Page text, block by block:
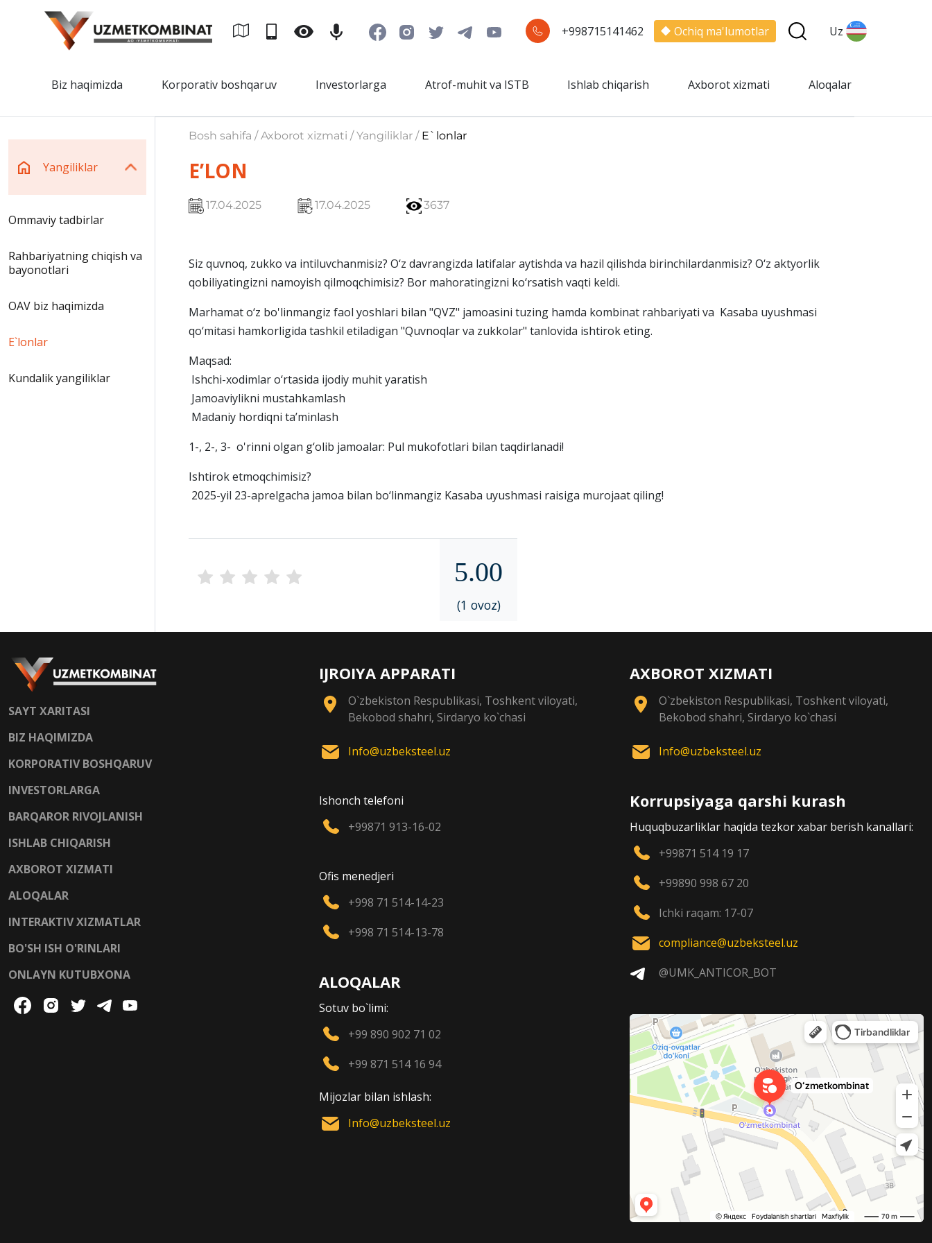
+998715141462 Ochiq ma'lumotlar Uz
Biz haqimizda Korporativ boshqaruv Investorlarga Atrof-muhit va ISTB Ishlab chiqarish Axborot xizmati Aloqalar
Yangiliklar
Ommaviy tadbirlar
Rahbariyatning chiqish va
bayonotlari
OAV biz haqimizda
E`lonlar
Kundalik yangiliklar
Bosh sahifa / Axborot xizmati / Yangiliklar / E`lonlar
E’LON
17.04.2025 17.04.2025 3637
Siz quvnoq, zukko va intiluvchanmisiz? O‘z davrangizda latifalar aytishda va hazil qilishda birinchilardanmisiz? O‘z aktyorlik
qobiliyatingizni namoyish qilmoqchimisiz? Bor mahoratingizni ko‘rsatish vaqti keldi.
Marhamat o‘z bo'linmangiz faol yoshlari bilan "QVZ" jamoasini tuzing hamda kombinat rahbariyati va Kasaba uyushmasi
qo‘mitasi hamkorligida tashkil etiladigan "Quvnoqlar va zukkolar" tanlovida ishtirok eting.
Maqsad:
Ishchi-xodimlar o‘rtasida ijodiy muhit yaratish
Jamoaviylikni mustahkamlash
Madaniy hordiqni ta’minlash
1-, 2-, 3- o'rinni olgan g‘olib jamoalar: Pul mukofotlari bilan taqdirlanadi!
Ishtirok etmoqchimisiz?
2025-yil 23-aprelgacha jamoa bilan bo‘linmangiz Kasaba uyushmasi raisiga murojaat qiling!
5.00
(1 ovoz)
SAYT XARITASI
BIZ HAQIMIZDA
KORPORATIV BOSHQARUV
INVESTORLARGA
BARQAROR RIVOJLANISH
ISHLAB CHIQARISH
AXBOROT XIZMATI
ALOQALAR
INTERAKTIV XIZMATLAR
BO'SH ISH O'RINLARI
ONLAYN KUTUBXONA
IJROIYA APPARATI
O`zbekiston Respublikasi, Toshkent viloyati,
Bekobod shahri, Sirdaryo ko`chasi
Info@uzbeksteel.uz
Ishonch telefoni
+99871 913-16-02
Ofis menedjeri
+998 71 514-14-23
+998 71 514-13-78
ALOQALAR
Sotuv bo`limi:
+99 890 902 71 02
+99 871 514 16 94
Mijozlar bilan ishlash:
Info@uzbeksteel.uz
AXBOROT XIZMATI
O`zbekiston Respublikasi, Toshkent viloyati,
Bekobod shahri, Sirdaryo ko`chasi
Info@uzbeksteel.uz
Korrupsiyaga qarshi kurash
Huquqbuzarliklar haqida tezkor xabar berish kanallari:
+99871 514 19 17
+99890 998 67 20
Ichki raqam: 17-07
compliance@uzbeksteel.uz
@UMK_ANTICOR_BOT